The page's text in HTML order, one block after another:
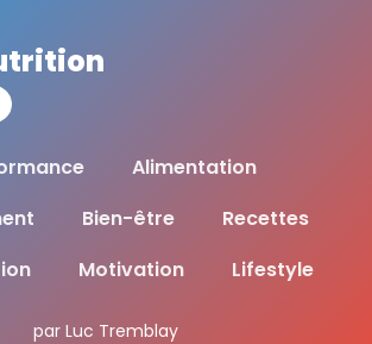
Alimentation
Bien-être
Recettes
Motivation Lifestyle
par Luc Tremblay